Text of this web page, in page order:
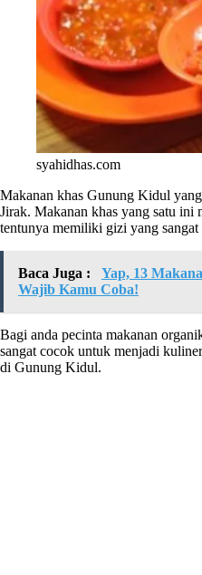
syahidhas.com
Makanan khas Gunung Kidul
Jirak. Makanan khas yang satu ini
tentunya memiliki gizi yang sangat
Baca Juga :
Yap, 13
Wajib Kamu Coba!
Bagi anda pecinta makanan
sangat cocok untuk menjadi
di Gunung Kidul.